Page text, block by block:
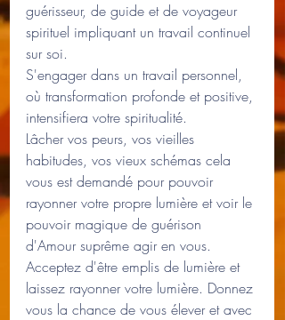
guérisseur, de guide et de voyageur
spirituel impliquant un travail continuel
sur soi.
S'engager dans un travail personnel,
où transformation profonde et positive,
intensifiera votre spiritualité.
Lâcher vos peurs, vos vieilles
habitudes, vos vieux schémas cela
vous est demandé pour pouvoir
rayonner votre propre lumière et voir le
pouvoir magique de guérison
d'Amour suprême agir en vous.
Acceptez d'être emplis de lumière et
laissez rayonner votre lumière. Donnez
vous la chance de vous élever et avec